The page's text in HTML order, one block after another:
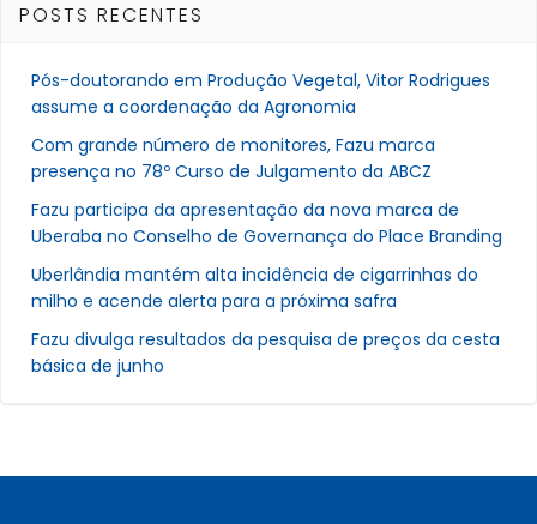
POSTS RECENTES
Pós-doutorando em Produção Vegetal, Vitor Rodrigues
assume a coordenação da Agronomia
Com grande número de monitores, Fazu marca
presença no 78º Curso de Julgamento da ABCZ
Fazu participa da apresentação da nova marca de
Uberaba no Conselho de Governança do Place Branding
Uberlândia mantém alta incidência de cigarrinhas do
milho e acende alerta para a próxima safra
Fazu divulga resultados da pesquisa de preços da cesta
básica de junho